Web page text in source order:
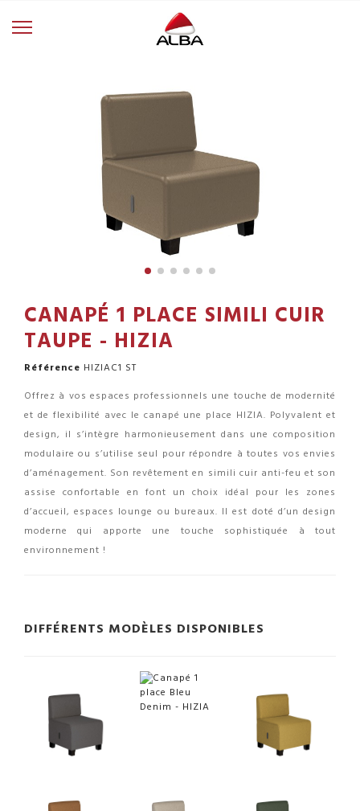
CANAPÉ 1 PLACE SIMILI CUIR
TAUPE - HIZIA
Référence HIZIAC1 ST
Offrez à vos espaces professionnels une touche de modernité
et de flexibilité avec le canapé une place HIZIA. Polyvalent et
design, il s’intègre harmonieusement dans une composition
modulaire ou s’utilise seul pour répondre à toutes vos envies
d’aménagement. Son revêtement en simili cuir anti-feu et son
assise confortable en font un choix idéal pour les zones
d’accueil, espaces lounge ou bureaux. Il est doté d’un design
moderne qui apporte une touche sophistiquée à tout
environnement !
DIFFÉRENTS MODÈLES DISPONIBLES